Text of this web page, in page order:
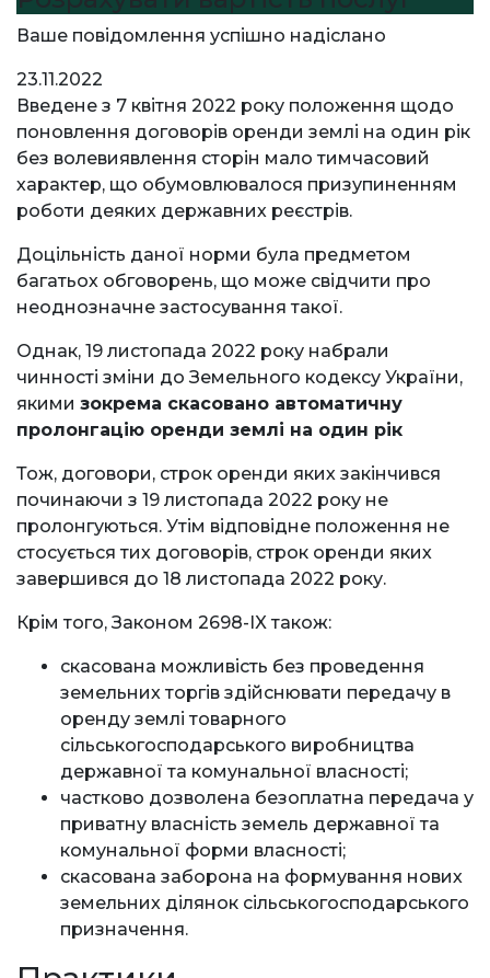
Ваше повідомлення успішно надіслано
23.11.2022
Введене з 7 квітня 2022 року положення щодо
поновлення договорів оренди землі на один рік
без волевиявлення сторін мало тимчасовий
характер, що обумовлювалося призупиненням
роботи деяких державних реєстрів.
Доцільність даної норми була предметом
багатьох обговорень, що може свідчити про
неоднозначне застосування такої.
Однак, 19 листопада 2022 року набрали
чинності зміни до Земельного кодексу України,
якими зокрема скасовано автоматичну
пролонгацію оренди землі на один рік
Тож, договори, строк оренди яких закінчився
починаючи з 19 листопада 2022 року не
пролонгуються. Утім відповідне положення не
стосується тих договорів, строк оренди яких
завершився до 18 листопада 2022 року.
Крім того, Законом 2698-IX також:
скасована можливість без проведення
земельних торгів здійснювати передачу в
оренду землі товарного
сільськогосподарського виробництва
державної та комунальної власності;
частково дозволена безоплатна передача у
приватну власність земель державної та
комунальної форми власності;
скасована заборона на формування нових
земельних ділянок сільськогосподарського
призначення.